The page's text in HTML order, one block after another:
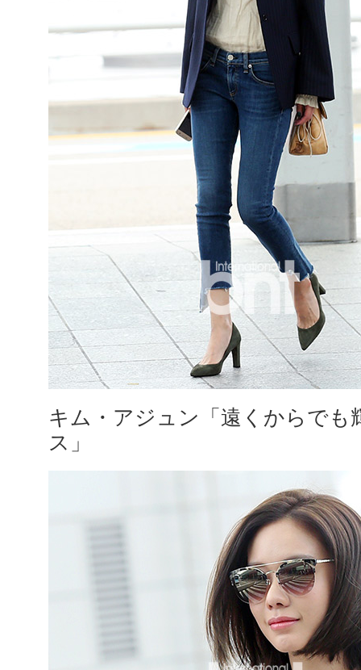
キム・アジュン「遠くからでも
ス」